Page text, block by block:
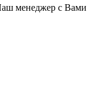
менеджер с Вами